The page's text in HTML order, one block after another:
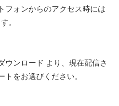
フォンからのアクセス時には
。
ウンロード より、現在配信さ
トをお選びください。